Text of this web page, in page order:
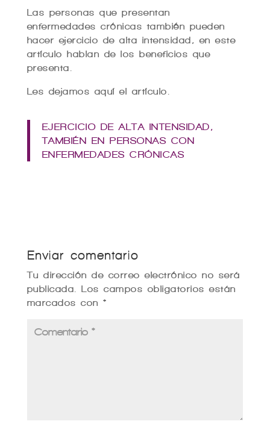
Las personas que presentan
enfermedades crónicas también pueden
hacer ejercicio de alta intensidad, en este
artículo hablan de los beneficios que
presenta.
Les dejamos aquí el artículo.
EJERCICIO DE ALTA INTENSIDAD,
TAMBIÉN EN PERSONAS CON
ENFERMEDADES CRÓNICAS
Enviar comentario
Tu dirección de correo electrónico no será
publicada.
Los campos obligatorios están
marcados con*